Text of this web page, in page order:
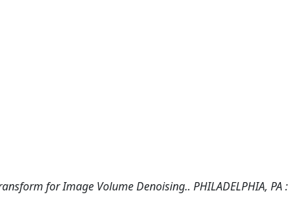
for Image Volume Denoising.. PHILADELPHIA, PA :